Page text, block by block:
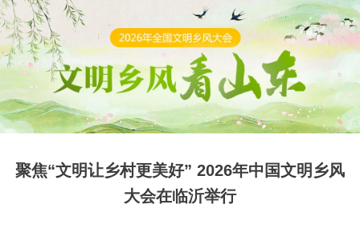
聚焦“文明让乡村更美好” 2026年中国文明乡风
大会在临沂举行